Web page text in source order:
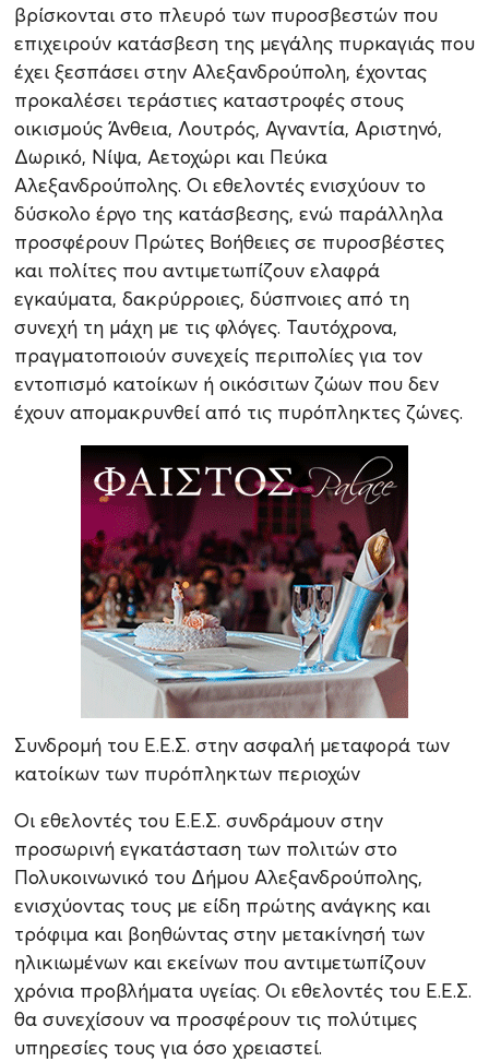
βρίσκονται στο πλευρό των πυροσβεστών που
επιχειρούν κατάσβεση της μεγάλης πυρκαγιάς που
έχει ξεσπάσει στην Αλεξανδρούπολη, έχοντας
προκαλέσει τεράστιες καταστροφές στους
οικισμούς Άνθεια, Λουτρός, Αγναντία, Αριστηνό,
Δωρικό, Νίψα, Αετοχώρι και Πεύκα
Αλεξανδρούπολης. Οι εθελοντές ενισχύουν το
δύσκολο έργο της κατάσβεσης, ενώ παράλληλα
προσφέρουν Πρώτες Βοήθειες σε πυροσβέστες
και πολίτες που αντιμετωπίζουν ελαφρά
εγκαύματα, δακρύρροιες, δύσπνοιες από τη
συνεχή τη μάχη με τις φλόγες. Ταυτόχρονα,
πραγματοποιούν συνεχείς περιπολίες για τον
εντοπισμό κατοίκων ή οικόσιτων ζώων που δεν
έχουν απομακρυνθεί από τις πυρόπληκτες ζώνες.
Συνδρομή του Ε.Ε.Σ. στην ασφαλή μεταφορά των
κατοίκων των πυρόπληκτων περιοχών
Οι εθελοντές του Ε.Ε.Σ. συνδράμουν στην
προσωρινή εγκατάσταση των πολιτών στο
Πολυκοινωνικό του Δήμου Αλεξανδρούπολης,
ενισχύοντας τους με είδη πρώτης ανάγκης και
τρόφιμα και βοηθώντας στην μετακίνησή των
ηλικιωμένων και εκείνων που αντιμετωπίζουν
χρόνια προβλήματα υγείας. Οι εθελοντές του Ε.Ε.Σ.
θα συνεχίσουν να προσφέρουν τις πολύτιμες
υπηρεσίες τους για όσο χρειαστεί.